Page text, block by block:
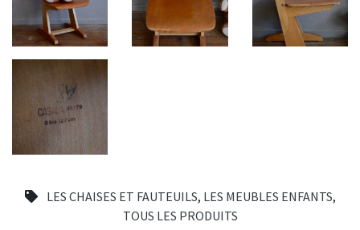
LES CHAISES ET FAUTEUILS, LES MEUBLES ENFANTS,
TOUS LES PRODUITS